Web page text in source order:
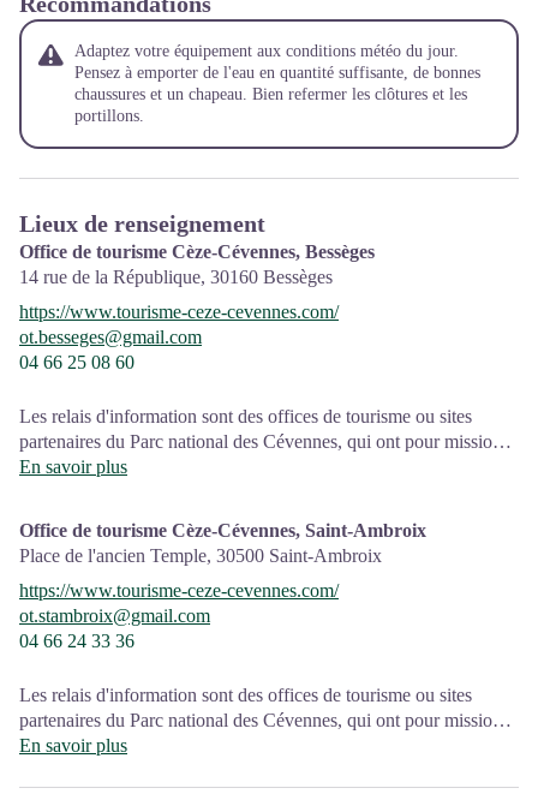
Adaptez votre équipement aux conditions météo du jour.
Pensez à emporter de l'eau en quantité suffisante, de bonnes
chaussures et un chapeau. Bien refermer les clôtures et les
portillons.
Lieux de renseignement
Office de tourisme Cèze-Cévennes, Bessèges
14 rue de la République, 30160 Bessèges
https://www.tourisme-ceze-cevennes.com/
ot.besseges@gmail.com
04 66 25 08 60
Les relais d'information sont des offices de tourisme ou sites
partenaires du Parc national des Cévennes, qui ont pour mission
l'information et la sensibilisation sur l'offre de découverte et
Ouvert toute l'année (se renseigner pour les jours et horaires
d'ouverture en période hivernale)
En savoir plus
Office de tourisme Cèze-Cévennes, Saint-Ambroix
Place de l'ancien Temple, 30500 Saint-Ambroix
https://www.tourisme-ceze-cevennes.com/
ot.stambroix@gmail.com
04 66 24 33 36
Les relais d'information sont des offices de tourisme ou sites
partenaires du Parc national des Cévennes, qui ont pour mission
l'information et la sensibilisation sur l'offre de découverte et
En savoir plus